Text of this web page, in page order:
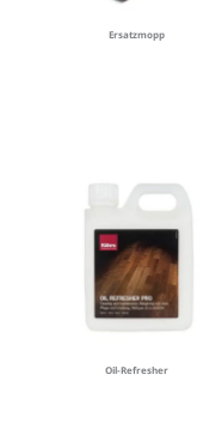
Ersatzmopp
Oil-Refresher